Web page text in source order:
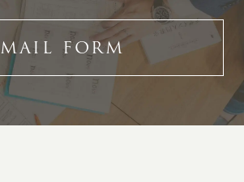
MAIL FORM